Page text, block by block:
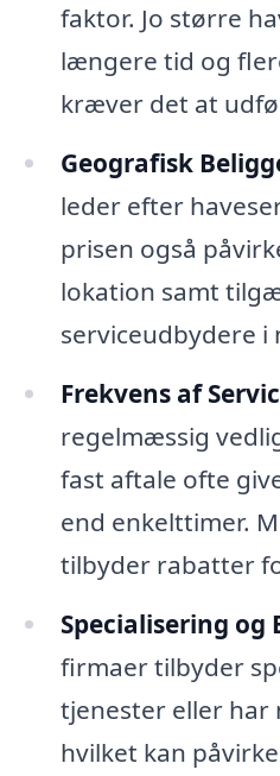
faktor. Jo større
længere tid og
kræver det at
Geografisk
leder efter
prisen også
lokation samt
serviceudbydere
Frekvens af
regelmæssig
fast aftale ofte
end enkelttimer.
tilbyder rabatter
Specialisering og
firmaer tilbyder
tjenester eller har
hvilket kan